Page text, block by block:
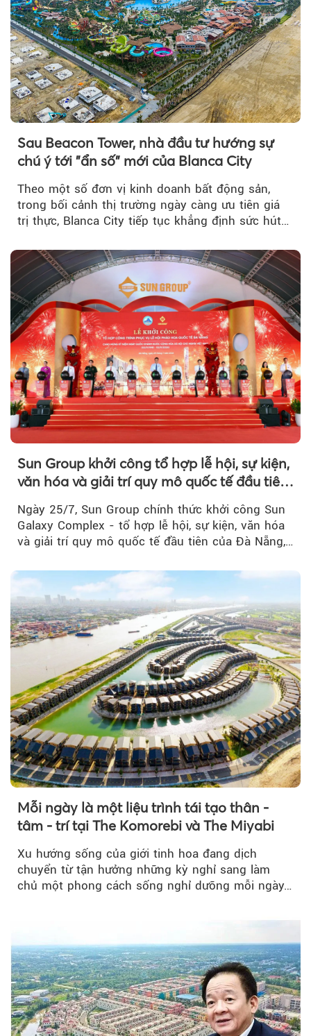
Sau Beacon Tower, nhà đầu tư hướng sự
chú ý tới "ẩn số" mới của Blanca City
Theo một số đơn vị kinh doanh bất động sản,
trong bối cảnh thị trường ngày càng ưu tiên giá
trị thực, Blanca City tiếp tục khẳng định sức hút
Sun Group khởi công tổ hợp lễ hội, sự kiện,
văn hóa và giải trí quy mô quốc tế đầu tiên
Ngày 25/7, Sun Group chính thức khởi công Sun
Galaxy Complex - tổ hợp lễ hội, sự kiện, văn hóa
và giải trí quy mô quốc tế đầu tiên của Đà Nẵng,…
Mỗi ngày là một liệu trình tái tạo thân -
tâm - trí tại The Komorebi và The Miyabi
Xu hướng sống của giới tinh hoa đang dịch
chuyển từ tận hưởng những kỳ nghỉ sang làm
chủ một phong cách sống nghỉ dưỡng mỗi ngày…